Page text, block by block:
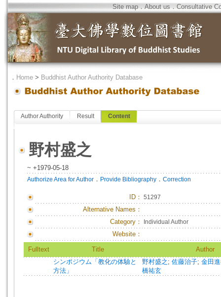
Site map．About us．Consultative
． Home > Buddhist Author Authority Database
Author Authority Result Content
野村盛之
~ +1979-05-18
Authorize Area for Author ． Provide Bibliography ． Correction
ID ： 51297
Alternative Names：
Category：
Individual Author
Website：
Fulltext Title
Author
シンポジウム「教化の体驗と
方法」
野村盛之 ; 佐藤治子; 金田
橋祐玄